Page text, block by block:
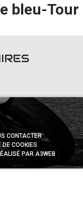
bleu-Tour
CONTACTER
DE COOKIES
PAR A3WEB